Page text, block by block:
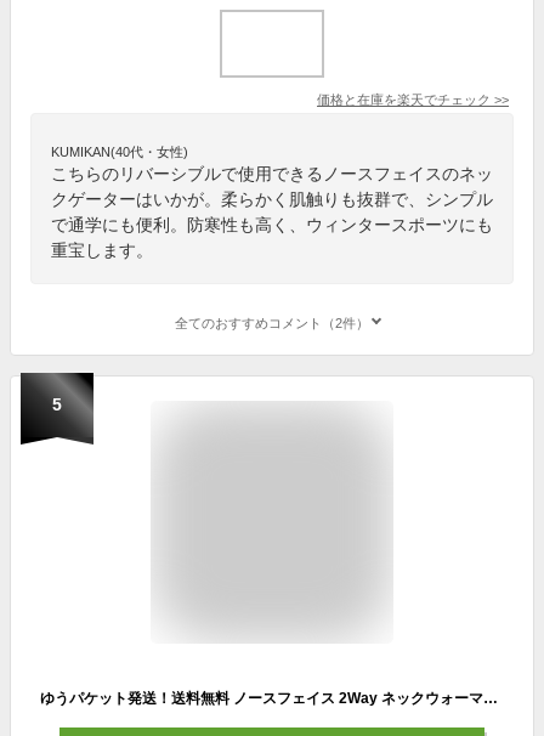
価格と在庫を楽天でチェック >>
KUMIKAN(40代・女性)
こちらのリバーシブルで使用できるノースフェイスのネッ
クゲーターはいかが。柔らかく肌触りも抜群で、シンプル
で通学にも便利。防寒性も高く、ウィンタースポーツにも
重宝します。
全てのおすすめコメント（2件）
5
ゆうパケット発送！送料無料 ノースフェイス 2Way ネックウォーマー キッズ THE NORTH FACE Kids Reversible Cozy Neck Gaiter キッズ リバーシブル コージー ネック ゲイター ボタン式 ナイロン フリース NNJ72200 2023秋冬新色